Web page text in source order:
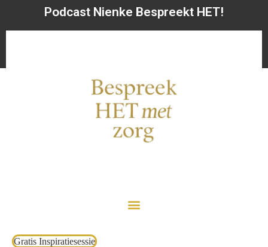
Podcast Nienke Bespreekt HET!
Gratis Inspiratiesessie